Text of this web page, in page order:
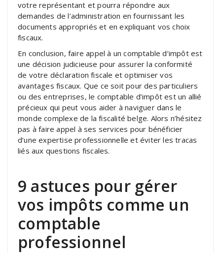
votre représentant et pourra répondre aux
demandes de l’administration en fournissant les
documents appropriés et en expliquant vos choix
fiscaux.
En conclusion, faire appel à un comptable d’impôt est
une décision judicieuse pour assurer la conformité
de votre déclaration fiscale et optimiser vos
avantages fiscaux. Que ce soit pour des particuliers
ou des entreprises, le comptable d’impôt est un allié
précieux qui peut vous aider à naviguer dans le
monde complexe de la fiscalité belge. Alors n’hésitez
pas à faire appel à ses services pour bénéficier
d’une expertise professionnelle et éviter les tracas
liés aux questions fiscales.
9 astuces pour gérer
vos impôts comme un
comptable
professionnel